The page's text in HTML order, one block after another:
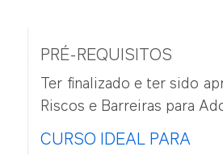
PRÉ-REQUISITOS
Ter finalizado e tersido
Riscos e Barreiras para
CURSO IDEAL PARA